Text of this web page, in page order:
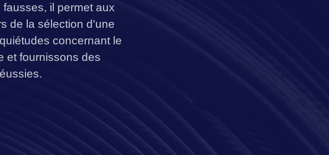
il permet aux
de la sélection d'une
concernant le
et fournissons des